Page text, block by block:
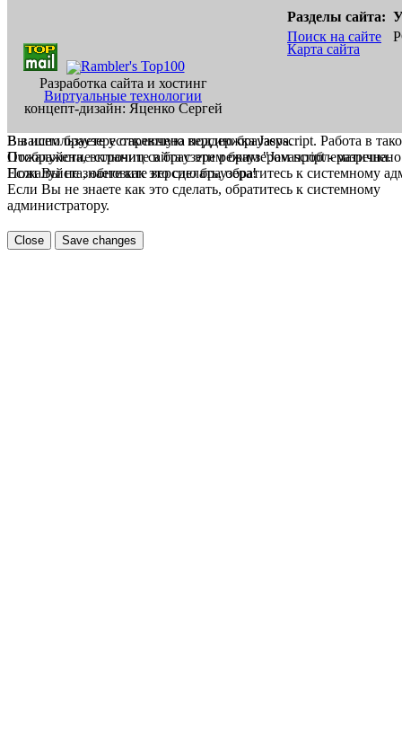
Разработка сайта и хостинг
Виртуальные технологии
концепт-дизайн: Яценко Сергей
Разделы сайта:
Поиск на сайте
Карта сайта
В вашем браузере отключена поддержка Jasvscript. Работа в
Пожалуйста, включите в браузере режим "Javascript -
Если Вы не знаете как это сделать, обратитесь к системному
Вы используете устаревшую версию браузера.
Отображение страниц сайта с этим браузером проблематична.
Пожалуйста, обновите версию браузера!
Если Вы не знаете как это сделать, обратитесь к системному
администратору.
Close Save changes